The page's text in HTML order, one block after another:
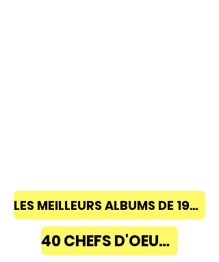
LES MEILLEURS ALBUMS DE 1968 à 2018
40 CHEFS D'OEUVRE